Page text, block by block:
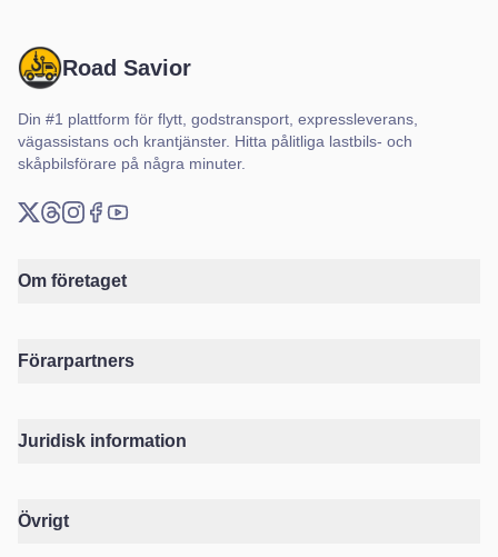
Road Savior
Din #1 plattform för flytt, godstransport, expressleverans,
vägassistans och krantjänster. Hitta pålitliga lastbils- och
skåpbilsförare på några minuter.
Om företaget
Förarpartners
Juridisk information
Övrigt